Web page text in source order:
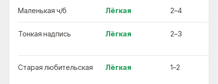
Маленькая ч/б Лёгкая 2–4
Тонкая надпись Лёгкая 2–3
Старая любительская Лёгкая 1–2